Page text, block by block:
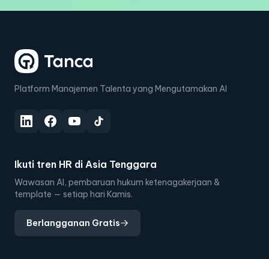
Platform Manajemen Talenta yang Mengutamakan AI
Ikuti tren HR di Asia Tenggara
Wawasan AI, pembaruan hukum ketenagakerjaan &
template — setiap hari Kamis.
Berlangganan Gratis